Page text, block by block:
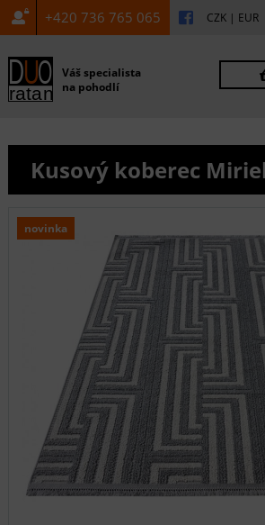
+420 736 765 065 CZK | EUR
Váš specialista
na pohodlí
Kusový koberec
novinka